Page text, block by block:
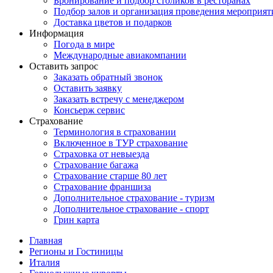
Подбор залов и организация проведения
Доставка цветов и подарков
Информация
Погода в мире
Международные авиакомпании
Оставить запрос
Заказать обратный звонок
Оставить заявку
Заказать встречу с менеджером
Консьерж сервис
Страхование
Терминология в страховании
Включенное в ТУР страхование
Страховка от невыезда
Страхование багажа
Страхование старше 80 лет
Страхование франшиза
Дополнительное страхование - туризм
Дополнительное страхование - спорт
Грин карта
Главная
Регионы и Гостиницы
Италия